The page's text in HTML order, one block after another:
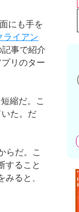
にも手を
ライアン
記事で紹介
リのター
縮だ。こ
た。だ
らだ。こ
すること
ると、